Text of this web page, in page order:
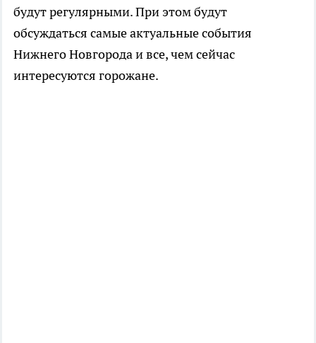
будут регулярными. При этом будут
обсуждаться самые актуальные события
Нижнего Новгорода и все, чем сейчас
интересуются горожане.